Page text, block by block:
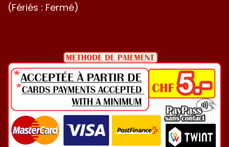
(Fériés : Fermé)